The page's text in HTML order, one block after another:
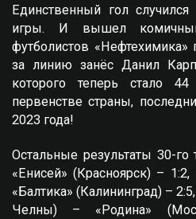
Единственный гол
игры. И вышел
футболистов
за линию занёс Данил
которого теперь стало
первенстве страны,
2023 года!
Остальные результаты 30-го
«Енисей» (Красноярск) – 1:2,
«Балтика» (Калининград) –
Челны) – «Родина»